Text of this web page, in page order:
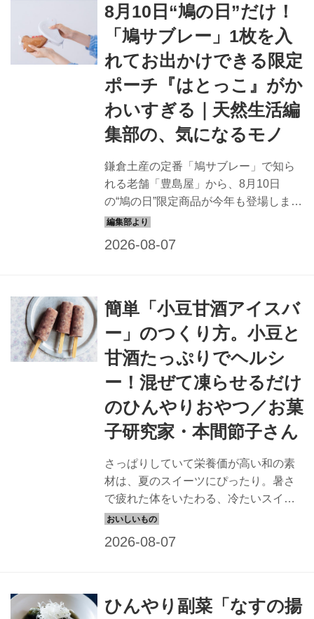
な夏を過ごしましょう。今回は「ハー
ブと野菜で夏を元気に過ごす秘訣」の
紹介です。（『天然生活』2025年8月
号掲載）
8月10日“鳩の日”だけ！
「鳩サブレー」1枚を入
れてお出かけできる限定
ポーチ『はとっこ』がか
わいすぎる｜天然生活編
集部の、気になるモノ
鎌倉土産の定番「鳩サブレー」で知ら
れる老舗「豊島屋」から、8月10日
の“鳩の日”限定商品が今年も登場しま
す。2026年は、鳩サブレーが1枚ぴっ
をお迎えする気満々です。さて、今回
はどんなかわいい仕掛けが待っている
のでしょうか？
簡単「小豆甘酒アイスバ
ー」のつくり方。小豆と
甘酒たっぷりでヘルシ
ー！混ぜて凍らせるだけ
のひんやりおやつ／お菓
子研究家・本間節子さん
さっぱりしていて栄養価が高い和の素
材は、夏のスイーツにぴったり。暑さ
で疲れた体をいたわる、冷たいスイー
ツをお菓子研究家・本間節子さんに教
ひんやり副菜「なすの揚